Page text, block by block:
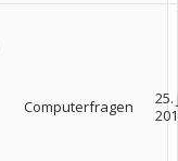
Computerfragen
25.